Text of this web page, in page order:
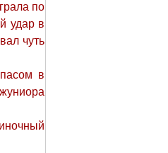
по
удар в
чуть
в